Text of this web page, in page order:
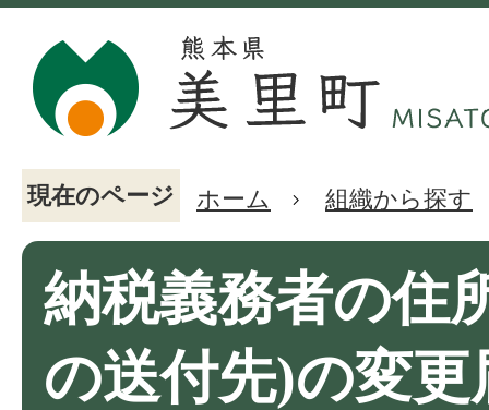
現在のページ ホーム 組織から探す
納税義務者の住
の送付先)の変